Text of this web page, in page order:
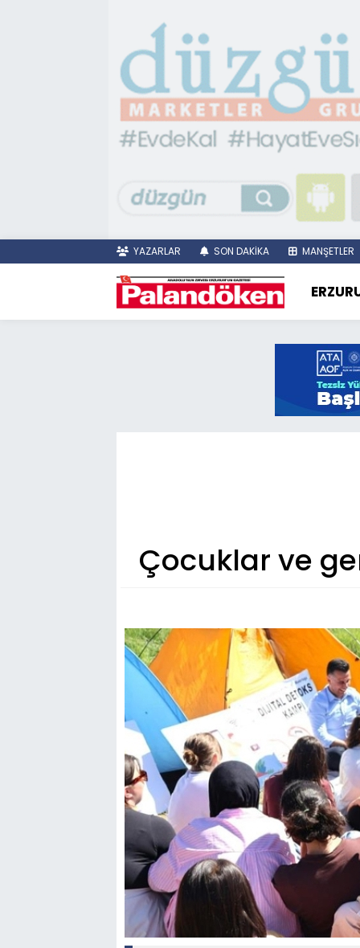
YAZARLAR SON DAKİKA MANŞETLER
Çocuklar ve